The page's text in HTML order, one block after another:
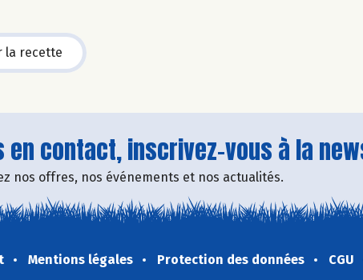
la recette
en contact, inscrivez-vous à la
nos offres, nos événements et nos actualités.
Mentions légales Protection des données CGU